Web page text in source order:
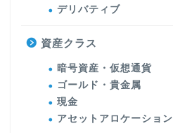
デリバティブ
資産クラス
暗号資産・仮想通貨
ゴールド・貴金属
現金
アセットアロケーション